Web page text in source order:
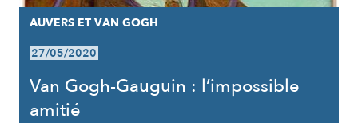
AUVERS ET VAN GOGH
27/05/2020
Van Gogh-Gauguin : l’impossible
amitié